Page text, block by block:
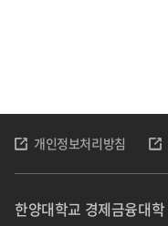
개인정보처리방침
한양대학교 경제금융대학